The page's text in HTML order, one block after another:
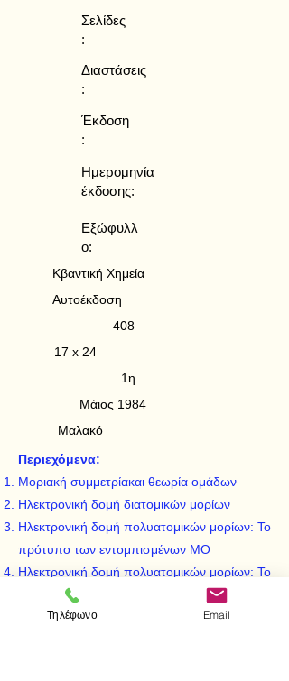
Σελίδες
:
Διαστάσεις
:
Έκδοση
:
Ημερομηνία
έκδοσης:
Εξώφυλλ
ο:
Κβαντική Χημεία
Αυτοέκδοση
408
17 x 24
1η
Μάιος 1984
Μαλακό
Περιεχόμενα:
Μοριακή συμμετρίακαι θεωρία ομάδων
Ηλεκτρονική δομή διατομικών μορίων
Ηλεκτρονική δομή πολυατομικών μορίων: Το
πρότυπο των εντομπισμένων ΜΟ
Ηλεκτρονική δομή πολυατομικών μορίων: Το
πρότυπο των διάχυτων ΜΟ
Ημιεμπειρικές μέθοδοι κβαντομηχανικών
Τηλέφωνο Email